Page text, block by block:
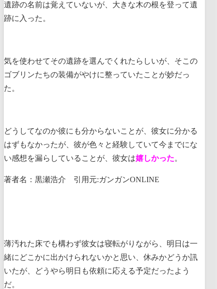
遺跡の名前は覚えていないが、大きな木の根を登って遺
跡に入った。
気を使わせてその遺跡を選んでくれたらしいが、そこの
ゴブリンたちの装備がやけに整っていたことが妙だっ
た。
どうしてなのか彼にも分からないことが、彼女に分かる
はずもなかったが、彼が色々と経験していて今までにな
い感想を漏らしていることが、彼女は嬉しかった。
著者名：黒瀬浩介 引用元:ガンガンONLINE
薄汚れた床でも構わず彼女は寝転がりながら、明日は一
緒にどこかに出かけられないかと思い、休みかどうか訊
いたが、どうやら明日も依頼に応える予定だったよう
だ。